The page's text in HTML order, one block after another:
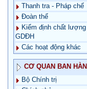
Thanh tra - Pháp chế
Đoàn thể
Kiểm định chất lượng
GDĐH
Các hoạt động khác
CƠ QUAN BAN
Bộ Chính trị